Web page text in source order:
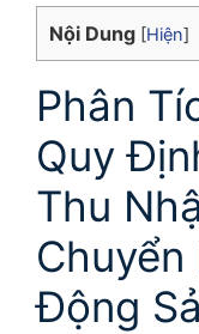
Nội Dung [Hiện]
Phân
Quy
Thu
Động